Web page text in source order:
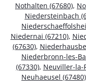
Nothalten (67680),
Niedersteinbach
Niedernai (67210),
(67630),
Niederbronn-les-
(67330), Neuviller-la-
Neuhaeusel (67480)